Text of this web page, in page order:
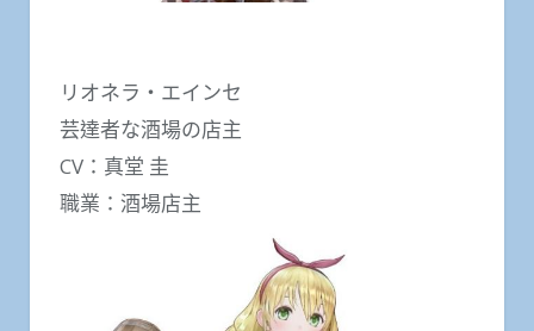
リオネラ・エインセ
芸達者な酒場の店主
CV：真堂 圭
職業：酒場店主